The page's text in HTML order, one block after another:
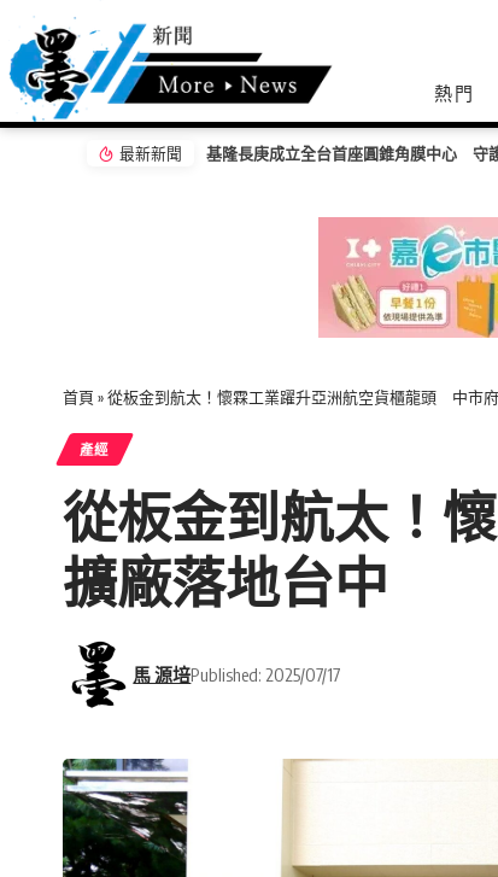
熱門
最新新聞 基隆長庚成立全台首座圓錐角膜中心 守
首頁 »從板金到航太！懷霖工業躍升亞洲航空貨櫃龍頭 中市
產經
從板金到航太！
擴廠落地台中
馬 源培Published: 2025/07/17